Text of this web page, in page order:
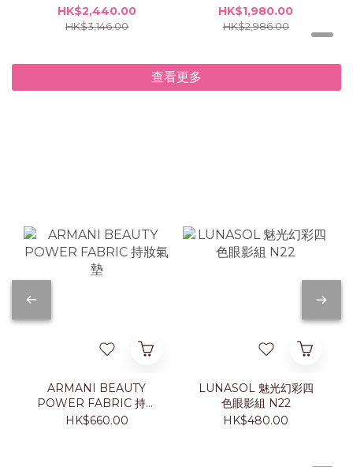
HK$2,440.00
HK$3,146.00
胞再生基底精華露 75ml
套裝
HK$1,980.00
HK$2,986.00
查看更多
ARMANI BEAUTY
POWER FABRIC 持妝
氣墊
HK$660.00
LUNASOL 魅光幻彩四
色眼影組 N22
HK$480.00